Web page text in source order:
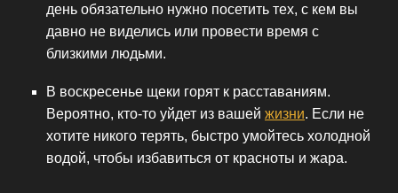
день обязательно нужно посетить тех, с кем вы
давно не виделись или провести время с
близкими людьми.
В воскресенье щеки горят к расставаниям.
Вероятно, кто-то уйдет из вашей жизни. Если не
хотите никого терять, быстро умойтесь холодной
водой, чтобы избавиться от красноты и жара.